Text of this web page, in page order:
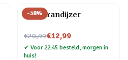
-38%
BBQ brandijzer
€20,99
Nu voor€12,99
✔ Voor 22:45 besteld, morgen in
huis!